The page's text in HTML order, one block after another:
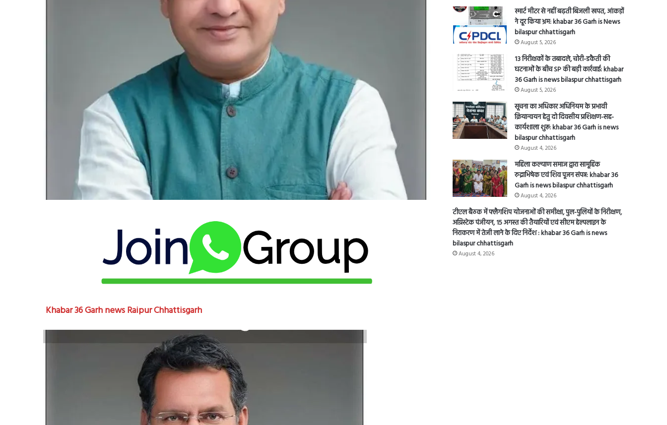
Khabar 36 Garh news Raipur Chhattisgarh
स्मार्ट मीटर से नहीं बढ़ती बिजली खपत, आंकड़ों
ने दूर किया भ्रम: khabar 36 Garh is News
bilaspur chhattisgarh
August 5, 2026
13 निरीक्षकों के तबादले, चोरी-डकैती की
घटनाओं के बीच SP की बड़ी कार्रवाई: khabar
36 Garh is news bilaspur chhattisgarh
August 5, 2026
सूचना का अधिकार अधिनियम के प्रभावी
क्रियान्वयन हेतु दो दिवसीय प्रशिक्षण-सह-
कार्यशाला शुरू: khabar 36 Garh is news
bilaspur chhattisgarh
August 4, 2026
महिला कल्याण समाज द्वारा सामूहिक
रुद्राभिषेक एवं शिव पूजन संपन्न: khabar 36
Garh is news bilaspur chhattisgarh
August 4, 2026
टीएल बैठक में फ्लैगशिप योजनाओं की समीक्षा, पुल-पुलियों के निरीक्षण,
अग्रिस्टेक पंजीयन, 15 अगस्त की तैयारियों एवं सीएम हेल्पलाइन के
निराकरण में तेजी लाने के दिए निर्देश : khabar 36 Garh is news
bilaspur chhattisgarh
August 4, 2026